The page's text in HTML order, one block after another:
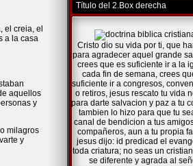
el creia, el
a la casa
aquellos
y
milagros
y
Título del 2.Box derecha
Cristo dio su vida por ti, que
para agradecer aquel grande
crees que es suficiente ir a la
cada fin de semana, crees
suficiente ir a congresos,
o retiros, jesus rescato tu vida
para darte salvacion y paz a tu
tambien lo hizo para que tu
canal de bendicion a tus
compañeros, aun a tu propia
jesus dijo: id predicad el
toda criatura; no seas un
se diferente y agrada al